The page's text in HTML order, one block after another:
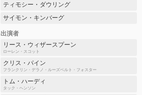
ティモシー・ダウリング
サイモン・キンバーグ
出演者
リース・ウィザースプーン
ローレン・スコット
クリス・パイン
フランクリン・デラノ・ルーズベルト・フォスター
トム・ハーディ
タック・ヘンソン